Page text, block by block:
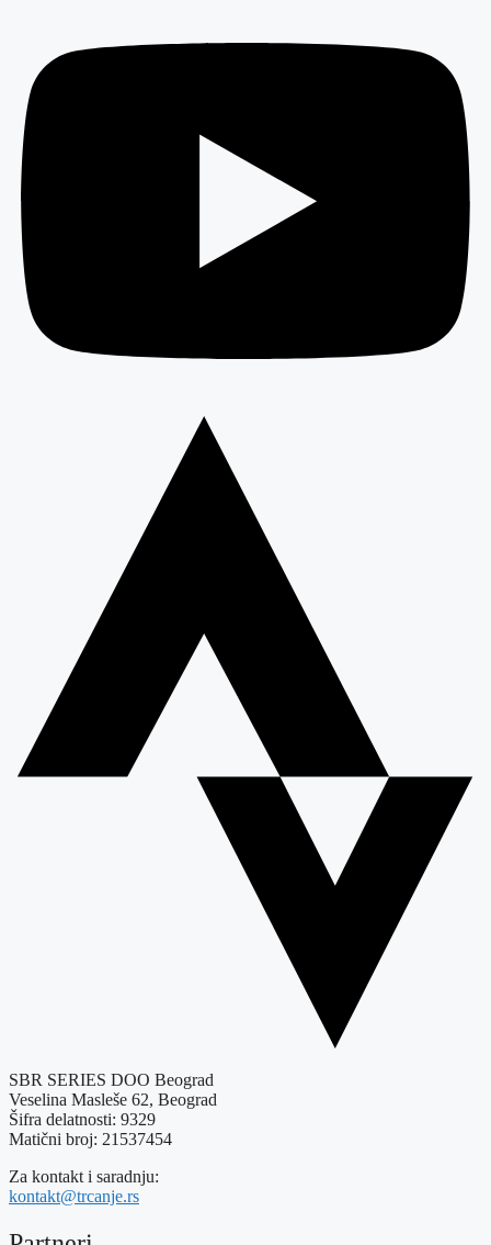
SBR SERIES DOO Beograd
Veselina Masleše 62, Beograd
Šifra delatnosti: 9329
Matični broj: 21537454
Za kontakt i saradnju:
kontakt@trcanje.rs